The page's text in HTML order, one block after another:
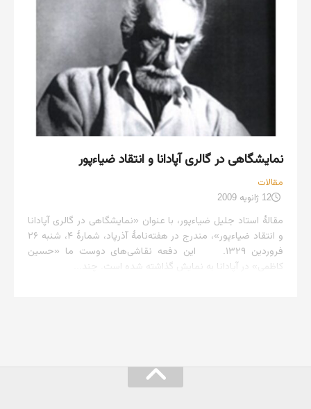
نمایشگاهی در گالری آپادانا و انتقاد ضیاءپور
مقالات
12 ژانویه 2009
مقالهٔ استاد جلیل ضیاءپور، با عنوان «نمایشگاهی در گالری آپادانا
و انتقاد ضیاءپور»، مندرج در هفته‌نامهٔ آذرپاد، شمارهٔ ۴، شنبه ۲۶
فروردین ۱۳۲۹. این دفعه نقاشی‌های دوست ما «حسین
کاظمی» در آپادانا به نمایش گذاشته شده است. چند...